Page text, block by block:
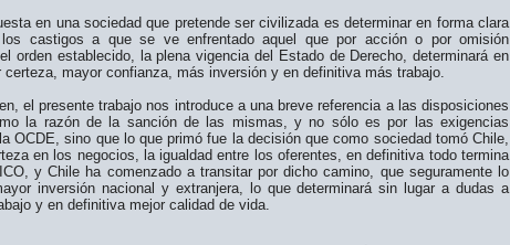
una sociedad que pretende ser civilizada es determinar en forma clara
castigos a que se ve enfrentado aquel que por acción o por omisión
orden establecido, la plena vigencia del Estado de Derecho, determinará en
certeza, mayor confianza, más inversión y en definitiva más trabajo.
presente trabajo nos introduce a una breve referencia a las disposiciones
la razón de la sanción de las mismas, y no sólo es por las exigencias
OCDE, sino que lo que primó fue la decisión que como sociedad tomó Chile,
en los negocios, la igualdad entre los oferentes, en definitiva todo termina
y Chile ha comenzado a transitar por dicho camino, que seguramente lo
inversión nacional y extranjera, lo que determinará sin lugar a dudas a
y en definitiva mejor calidad de vida.